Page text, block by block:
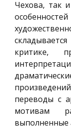
Чехова, так
критике,
переводы с
мотивам
выполненные